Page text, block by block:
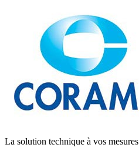
La solution technique à vos mesures